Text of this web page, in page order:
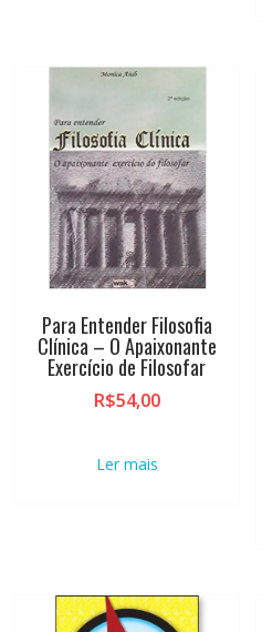
Para Entender Filosofia
Clínica – O Apaixonante
Exercício de Filosofar
R$54,00
Ler mais